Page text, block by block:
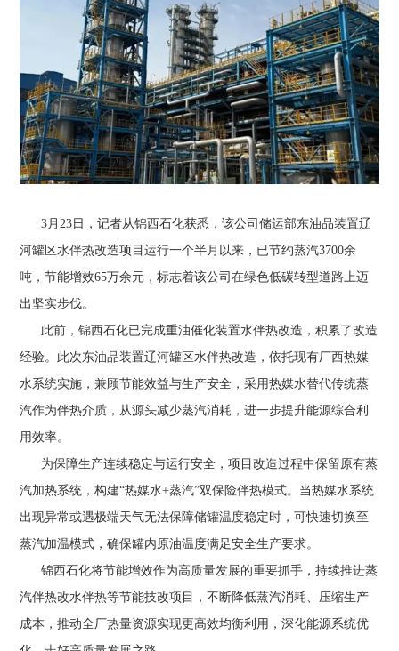
3月23日，记者从锦西石化获悉，该公司储运部东油品装置辽
河罐区水伴热改造项目运行一个半月以来，已节约蒸汽3700余
吨，节能增效65万余元，标志着该公司在绿色低碳转型道路上迈
出坚实步伐。
此前，锦西石化已完成重油催化装置水伴热改造，积累了改造
经验。此次东油品装置辽河罐区水伴热改造，依托现有厂西热媒
水系统实施，兼顾节能效益与生产安全，采用热媒水替代传统蒸
汽作为伴热介质，从源头减少蒸汽消耗，进一步提升能源综合利
用效率。
为保障生产连续稳定与运行安全，项目改造过程中保留原有蒸
汽加热系统，构建“热媒水+蒸汽”双保险伴热模式。当热媒水系统
出现异常或遇极端天气无法保障储罐温度稳定时，可快速切换至
蒸汽加温模式，确保罐内原油温度满足安全生产要求。
锦西石化将节能增效作为高质量发展的重要抓手，持续推进蒸
汽伴热改水伴热等节能技改项目，不断降低蒸汽消耗、压缩生产
成本，推动全厂热量资源实现更高效均衡利用，深化能源系统优